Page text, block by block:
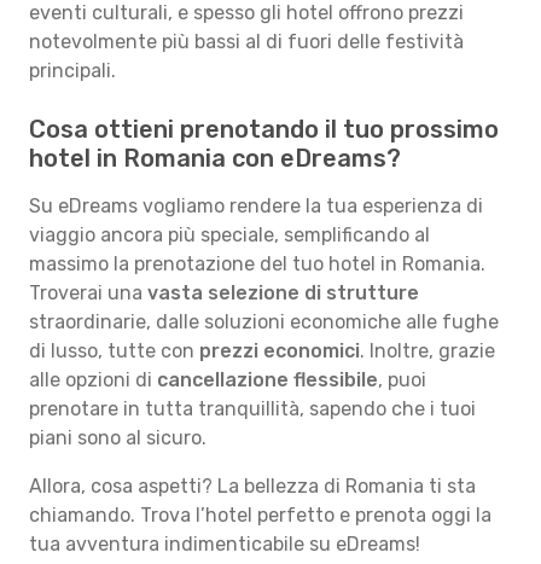
eventi culturali, e spesso gli hotel offrono prezzi
notevolmente più bassi al di fuori delle festività
principali.
Cosa ottieni prenotando il tuo prossimo
hotel in Romania con eDreams?
Su eDreams vogliamo rendere la tua esperienza di
viaggio ancora più speciale, semplificando al
massimo la prenotazione del tuo hotel in Romania.
Troverai una vasta selezione di strutture
straordinarie, dalle soluzioni economiche alle fughe
di lusso, tutte con prezzi economici. Inoltre, grazie
alle opzioni di cancellazione flessibile, puoi
prenotare in tutta tranquillità, sapendo che i tuoi
piani sono al sicuro.
Allora, cosa aspetti? La bellezza di Romania ti sta
chiamando. Trova l’hotel perfetto e prenota oggi la
tua avventura indimenticabile su eDreams!